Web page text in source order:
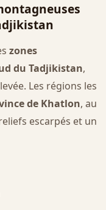
zones
du Tadjikistan,
Les régions les
de Khatlon, au
escarpés et un